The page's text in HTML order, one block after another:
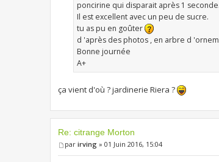
poncirine qui disparait après 1
Il est excellent avec un peu de sucre.
tu as pu en goûter
d 'après des photos , en arbre d
Bonne journée
A+
ça vient d'où ? jardinerie Riera ?
Re: citrange Morton
par irving » 01 Juin 2016, 15:04